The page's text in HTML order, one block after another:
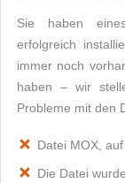
Sie haben
erfolgreich
immer noch
haben – wir
Probleme mit den
Datei MOX,
Die Datei